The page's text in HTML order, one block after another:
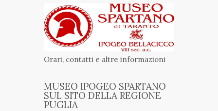
Orari, contatti e altre informazioni
MUSEO IPOGEO SPARTANO
SUL SITO DELLA REGIONE
PUGLIA